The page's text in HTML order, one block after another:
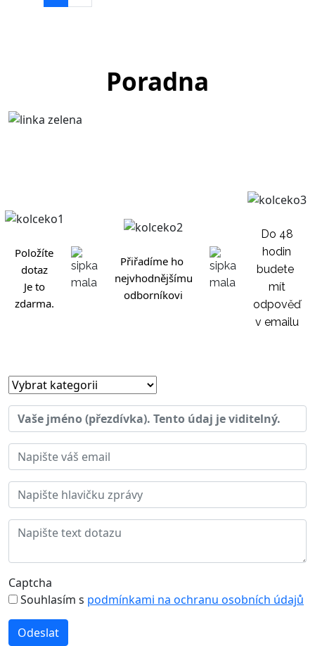
Poradna
Položíte
dotaz
Je to
zdarma.
Přiřadíme ho
nejvhodnějšímu
odborníkovi
Do 48
hodin
budete
mít
odpověď
v emailu
Captcha
Souhlasím s podmínkami na ochranu osobních údajů